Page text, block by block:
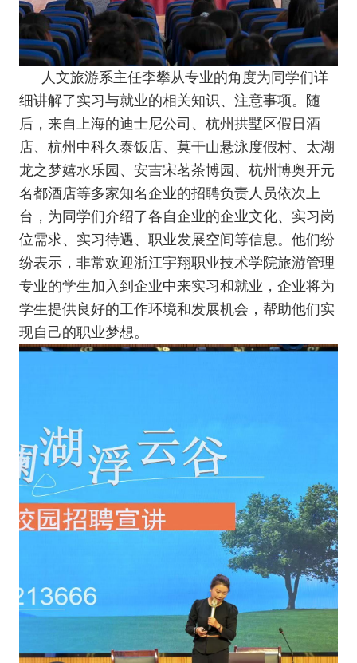
人文旅游系主任李攀从专业的角度为同学们详
细讲解了实习与就业的相关知识、注意事项。随
后，来自上海的迪士尼公司、杭州拱墅区假日酒
店、杭州中科久泰饭店、莫干山悬泳度假村、太湖
龙之梦嬉水乐园、安吉宋茗茶博园、杭州博奥开元
名都酒店等多家知名企业的招聘负责人员依次上
台，为同学们介绍了各自企业的企业文化、实习岗
位需求、实习待遇、职业发展空间等信息。他们纷
纷表示，非常欢迎浙江宇翔职业技术学院旅游管理
专业的学生加入到企业中来实习和就业，企业将为
学生提供良好的工作环境和发展机会，帮助他们实
现自己的职业梦想。